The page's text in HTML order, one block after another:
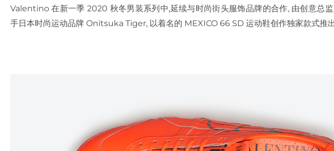
Valentino 在新一季 2020 秋冬男装系列中,延续与时尚街头服饰品牌的合作, 由创意总
手日本时尚运动品牌 Onitsuka Tiger, 以着名的 MEXICO 66 SD 运动鞋创作独家款式推出